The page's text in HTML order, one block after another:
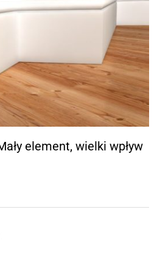
element, wielki wpływ